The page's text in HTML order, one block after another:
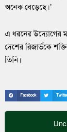
অনেক বেড়েছে।’
এ ধরনের উদ্যোগের
দেশের রিজার্ভকে
তিনি।
Facebook